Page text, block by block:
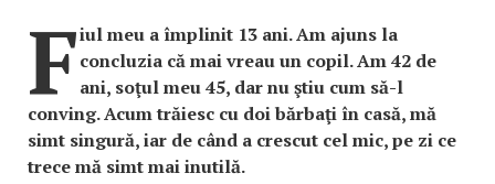
Fiul meu a împlinit 13 ani. Am ajuns la
concluzia că mai vreau un copil. Am 42 de
ani, soţul meu 45, dar nu ştiu cum să-l
conving. Acum trăiesc cu doi bărbaţi în casă, mă
simt singură, iar de când a crescut cel mic, pe zi ce
trece mă simt mai inutilă.